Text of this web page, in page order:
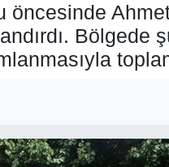
öncesinde